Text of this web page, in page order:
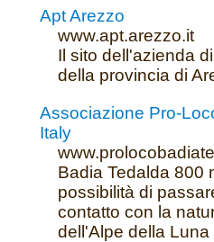
Apt Arezzo
www.apt.arezzo.it
Il sito dell'azienda
della provincia di
Associazione Pro-
Italy
Badia Tedalda 800
possibilità di
contatto con la
dell'Alpe della Luna